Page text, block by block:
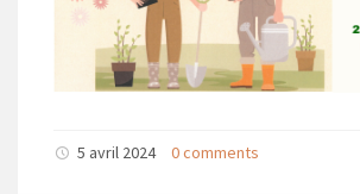
5 avril 2024 0 comments